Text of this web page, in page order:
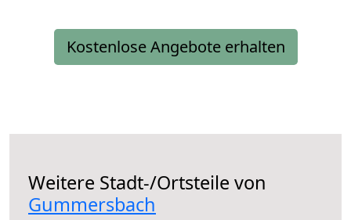
Kostenlose Angebote erhalten
Weitere Stadt-/Ortsteile von
Gummersbach